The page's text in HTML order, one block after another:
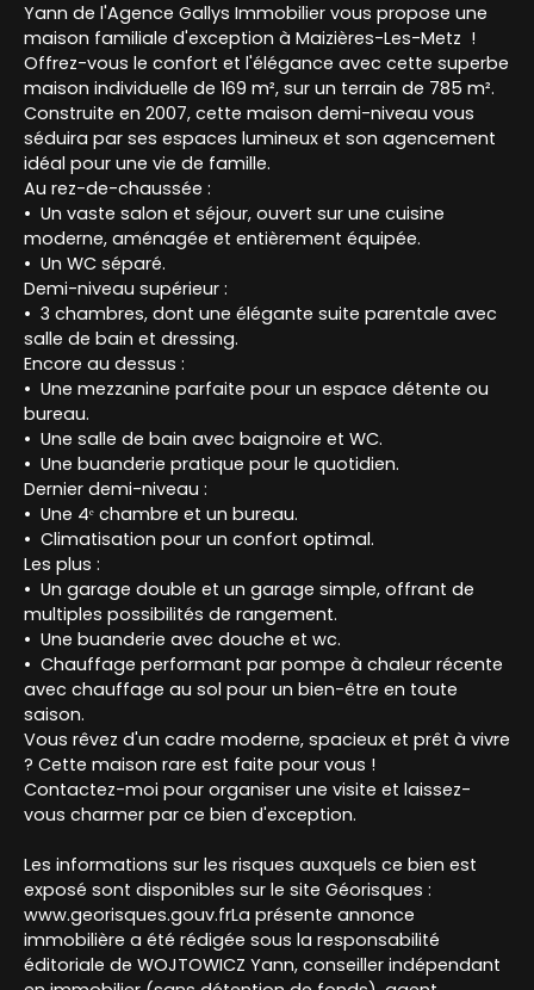
Yann de l'Agence Gallys Immobilier vous propose une
maison familiale d'exception à Maizières-Les-Metz !
Offrez-vous le confort et l'élégance avec cette superbe
maison individuelle de 169 m², sur un terrain de 785 m².
Construite en 2007, cette maison demi-niveau vous
séduira par ses espaces lumineux et son agencement
idéal pour une vie de famille.
Au rez-de-chaussée :
Un vaste salon et séjour, ouvert sur une cuisine
moderne, aménagée et entièrement équipée.
Un WC séparé.
Demi-niveau supérieur :
3 chambres, dont une élégante suite parentale avec
salle de bain et dressing.
Encore au dessus :
Une mezzanine parfaite pour un espace détente ou
bureau.
Une salle de bain avec baignoire et WC.
Une buanderie pratique pour le quotidien.
Dernier demi-niveau :
Une 4ᵉ chambre et un bureau.
Climatisation pour un confort optimal.
Les plus :
Un garage double et un garage simple, offrant de
multiples possibilités de rangement.
Une buanderie avec douche et wc.
Chauffage performant par pompe à chaleur récente
avec chauffage au sol pour un bien-être en toute
saison.
Vous rêvez d'un cadre moderne, spacieux et prêt à vivre
? Cette maison rare est faite pour vous !
Contactez-moi pour organiser une visite et laissez-
vous charmer par ce bien d'exception.
Les informations sur les risques auxquels ce bien est
exposé sont disponibles sur le site Géorisques :
www.georisques.gouv.frLa présente annonce
immobilière a été rédigée sous la responsabilité
éditoriale de WOJTOWICZ Yann, conseiller indépendant